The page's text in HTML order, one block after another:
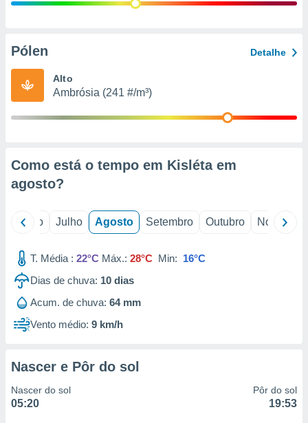
e
de
Pólen Detalhe
Alto
Ambrósia (241 #/m³)
Como está o tempo em Kisléta em
agosto?
Junho Julho Agosto Setembro Outubro Novembro
T. Média : 22°C Máx.: 28°C Min: 16°C
Dias de chuva: 10 dias
Acum. de chuva: 64 mm
Vento médio: 9 km/h
Nascer e Pôr do sol
Nascer do sol
05:20
Pôr do sol
19:53